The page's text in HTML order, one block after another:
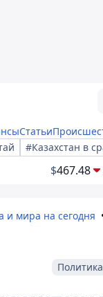
Статьи
#Казахстан в
$467.48
и мира на сегодня
Политика